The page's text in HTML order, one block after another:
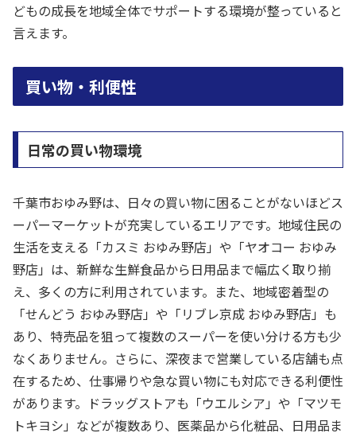
どもの成長を地域全体でサポートする環境が整っていると
言えます。
買い物・利便性
日常の買い物環境
千葉市おゆみ野は、日々の買い物に困ることがないほどス
ーパーマーケットが充実しているエリアです。地域住民の
生活を支える「カスミ おゆみ野店」や「ヤオコー おゆみ
野店」は、新鮮な生鮮食品から日用品まで幅広く取り揃
え、多くの方に利用されています。また、地域密着型の
「せんどう おゆみ野店」や「リブレ京成 おゆみ野店」も
あり、特売品を狙って複数のスーパーを使い分ける方も少
なくありません。さらに、深夜まで営業している店舗も点
在するため、仕事帰りや急な買い物にも対応できる利便性
があります。ドラッグストアも「ウエルシア」や「マツモ
トキヨシ」などが複数あり、医薬品から化粧品、日用品ま